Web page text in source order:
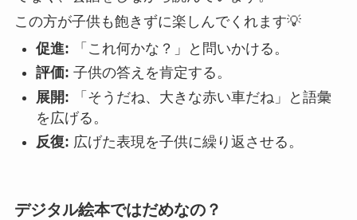
この方が子供も飽きずに楽しんでくれます💡
促進: 「これ何かな？」と問いかける。
評価: 子供の答えを肯定する。
展開: 「そうだね、大きな赤い車だね」と語彙
を広げる。
反復: 広げた表現を子供に繰り返させる。
デジタル絵本ではだめなの？